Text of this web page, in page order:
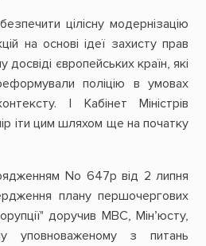
цілісну модернізацію
на основі ідеї захисту прав
європейських країн, які
поліцію в умовах
І Кабінет Міністрів
іти цим шляхом ще на початку
No 647­р від 2 липня
плану першочергових
доручив МВС, Мін’юсту,
уповноваженому з питань